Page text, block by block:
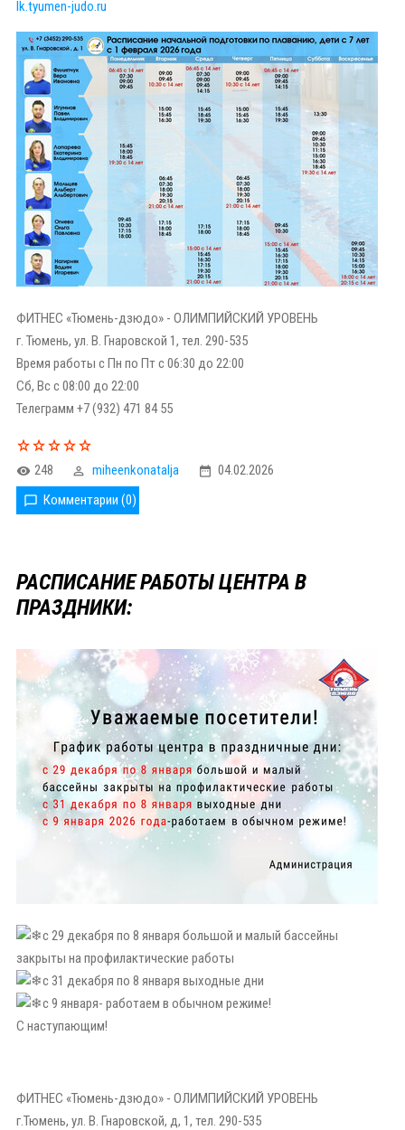
lk.tyumen-judo.ru
ФИТНЕС «Тюмень-дзюдо» - ОЛИМПИЙСКИЙ УРОВЕНЬ
г. Тюмень, ул. В. Гнаровской 1, тел. 290-535
Время работы с Пн по Пт с 06:30 до 22:00
Сб, Вс с 08:00 до 22:00
Телеграмм +7 (932) 471 84 55
248 miheenkonatalja
04.02.2026
Комментарии (0)
РАСПИСАНИЕ РАБОТЫ ЦЕНТРА В
ПРАЗДНИКИ:
с 29 декабря по 8 января большой и малый бассейны
закрыты на профилактические работы
с 31 декабря по 8 января выходные дни
с 9 января- работаем в обычном режиме!
С наступающим!
ФИТНЕС «Тюмень-дзюдо» - ОЛИМПИЙСКИЙ УРОВЕНЬ
г.Тюмень, ул. В. Гнаровской, д, 1, тел. 290-535